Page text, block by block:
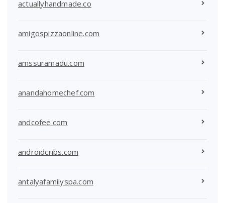
actuallyhandmade.co
amigospizzaonline.com
amssuramadu.com
anandahomechef.com
andcofee.com
androidcribs.com
antalyafamilyspa.com